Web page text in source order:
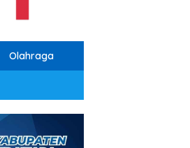
Olahraga